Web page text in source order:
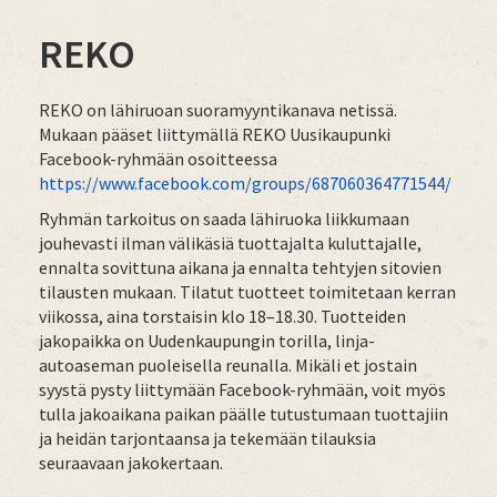
REKO
REKO on lähiruoan suoramyyntikanava netissä.
Mukaan pääset liittymällä REKO Uusikaupunki
Facebook-ryhmään osoitteessa
https://www.facebook.com/groups/687060364771544/
Ryhmän tarkoitus on saada lähiruoka liikkumaan
jouhevasti ilman välikäsiä tuottajalta kuluttajalle,
ennalta sovittuna aikana ja ennalta tehtyjen sitovien
tilausten mukaan. Tilatut tuotteet toimitetaan kerran
viikossa, aina torstaisin klo 18–18.30. Tuotteiden
jakopaikka on Uudenkaupungin torilla, linja-
autoaseman puoleisella reunalla. Mikäli et jostain
syystä pysty liittymään Facebook-ryhmään, voit myös
tulla jakoaikana paikan päälle tutustumaan tuottajiin
ja heidän tarjontaansa ja tekemään tilauksia
seuraavaan jakokertaan.